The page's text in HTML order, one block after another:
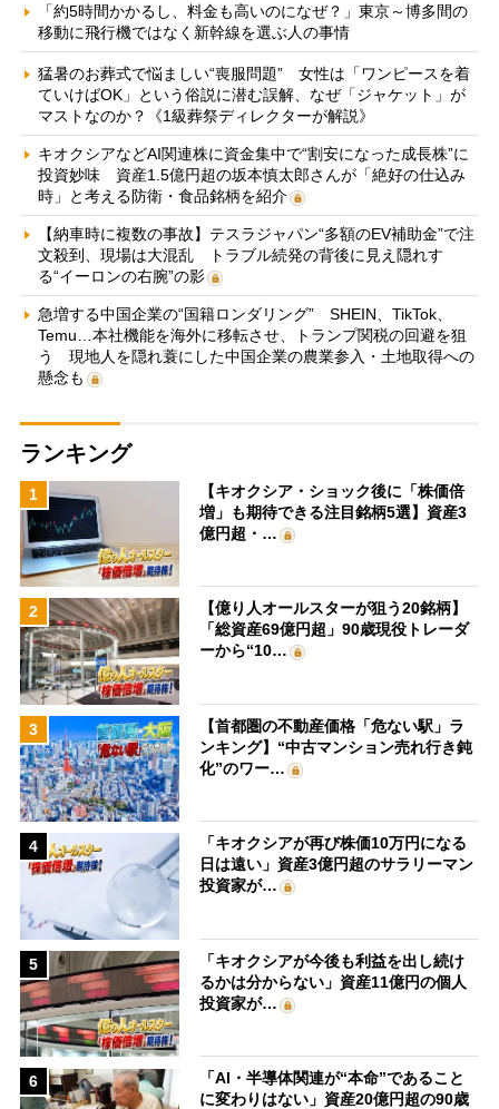
「約5時間かかるし、料金も高いのになぜ？」東京～博多間の
移動に飛行機ではなく新幹線を選ぶ人の事情
猛暑のお葬式で悩ましい“喪服問題” 女性は「ワンピースを着
ていけばOK」という俗説に潜む誤解、なぜ「ジャケット」が
マストなのか？《1級葬祭ディレクターが解説》
キオクシアなどAI関連株に資金集中で“割安になった成長株”に
投資妙味 資産1.5億円超の坂本慎太郎さんが「絶好の仕込み
時」と考える防衛・食品銘柄を紹介
【納車時に複数の事故】テスラジャパン“多額のEV補助金”で注
文殺到、現場は大混乱 トラブル続発の背後に見え隠れす
る“イーロンの右腕”の影
急増する中国企業の“国籍ロンダリング” SHEIN、TikTok、
Temu…本社機能を海外に移転させ、トランプ関税の回避を狙
う 現地人を隠れ蓑にした中国企業の農業参入・土地取得への
懸念も
ランキング
1
【キオクシア・ショック後に「株価倍
増」も期待できる注目銘柄5選】資産3
億円超・…
2
【億り人オールスターが狙う20銘柄】
「総資産69億円超」90歳現役トレーダ
ーから“10…
3
【首都圏の不動産価格「危ない駅」ラ
ンキング】“中古マンション売れ行き鈍
化”のワー…
4
「キオクシアが再び株価10万円になる
日は遠い」資産3億円超のサラリーマン
投資家が…
5
「キオクシアが今後も利益を出し続け
るかは分からない」資産11億円の個人
投資家が…
6
「AI・半導体関連が“本命”であること
に変わりはない」資産20億円超の90歳